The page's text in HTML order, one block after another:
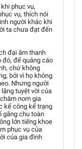
phục vụ,
vụ, thích nói
người khác khi
ta chưa đạt đến
đại âm thanh
đó, để quảng cáo
chứ không
bởi vì họ không
Nhưng người
tuyệt vời của
nom gia
kể công kể trạng
gắng chu toàn
lớn tiếng khoe
phục vụ của
của gia đình